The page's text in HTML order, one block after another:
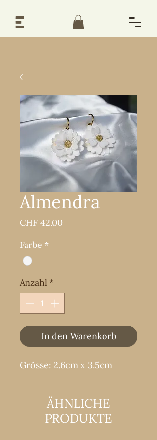
Almendra
CHF 42.00
Farbe *
Anzahl *
In den Warenkorb
Grösse: 2.6cm x 3.5cm
ÄHNLICHE
PRODUKTE